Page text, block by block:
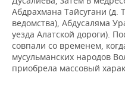
Абдрахмана Тайсугани (д.
ведомства), Абдусаляма
уезда Алатской дороги).
совпали со временем,
мусульманских народов
приобрела массовый